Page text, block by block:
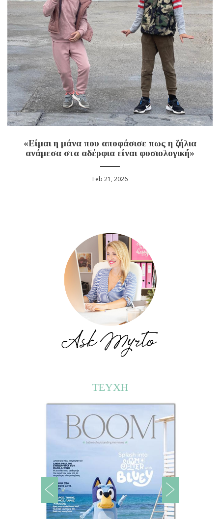
«Είμαι η μάνα που αποφάσισε πως η ζήλια
ανάμεσα στα αδέρφια είναι φυσιολογική»
Feb 21, 2026
ΤΕΥΧΗ